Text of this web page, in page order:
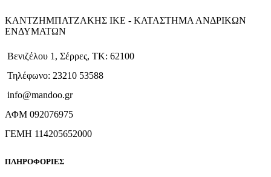
ΚΑΝΤΖΗΜΠΑΤΖΑΚΗΣ ΙΚΕ - ΚΑΤΑΣΤΗΜΑ ΑΝΔΡΙΚΩΝ
ΕΝΔΥΜΑΤΩΝ
Βενιζέλου 1, Σέρρες, ΤΚ: 62100
Τηλέφωνο: 23210 53588
info@mandoo.gr
ΑΦΜ 092076975
ΓΕΜΗ 114205652000
ΠΛΗΡΟΦΟΡΙΕΣ